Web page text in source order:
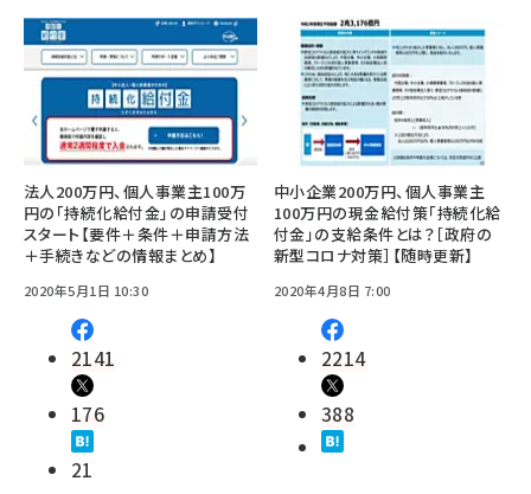
法人200万円、個人事業主100万
円の「持続化給付金」の申請受付
スタート【要件＋条件＋申請方法
＋手続きなどの情報まとめ】
2020年5月1日 10:30
2141
176
21
中小企業200万円、個人事業主
100万円の現金給付策「持続化給
付金」の支給条件とは？［政府の
新型コロナ対策］【随時更新】
2020年4月8日 7:00
2214
388